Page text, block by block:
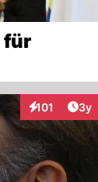
für
101
Interaktionen
3y